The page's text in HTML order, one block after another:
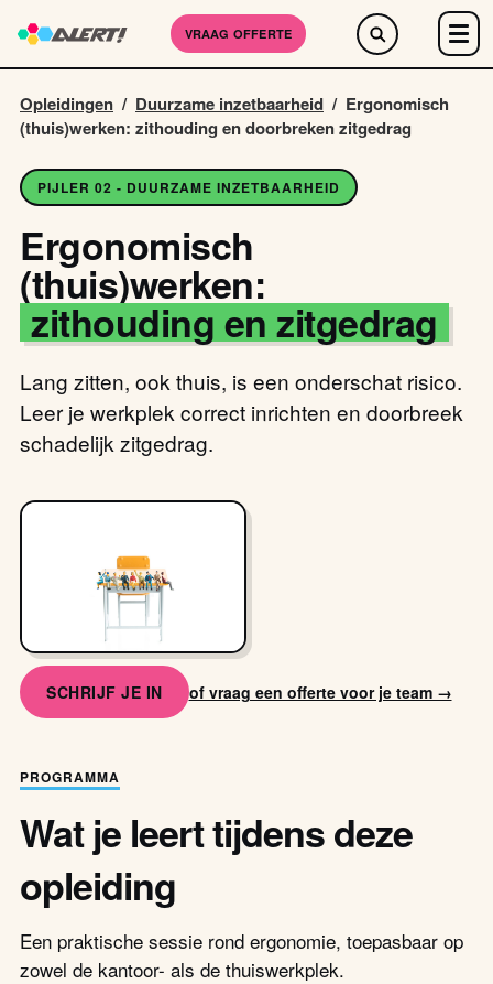
VRAAG OFFERTE
Opleidingen / Duurzame inzetbaarheid / Ergonomisch
(thuis)werken: zithouding en doorbreken zitgedrag
PIJLER 02 - DUURZAME INZETBAARHEID
Ergonomisch
(thuis)werken:
zithouding en zitgedrag
Lang zitten, ook thuis, is een onderschat risico.
Leer je werkplek correct inrichten en doorbreek
schadelijk zitgedrag.
SCHRIJF JE IN of vraag een offerte voor je team →
PROGRAMMA
Wat je leert tijdens deze
opleiding
Een praktische sessie rond ergonomie, toepasbaar op
zowel de kantoor- als de thuiswerkplek.